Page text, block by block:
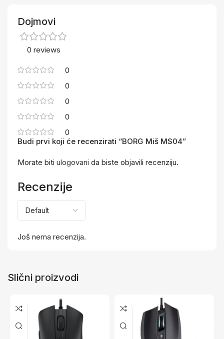
Dojmovi
0 reviews
0
0
0
0
0
Recenzije
Još nema recenzija.
Budi prvi koji će recenzirati “BORG Miš MS04”
Morate biti ulogovani da biste objavili recenziju.
Slični proizvodi